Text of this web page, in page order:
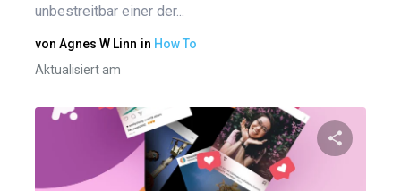
unbestreitbar einer der...
von Agnes W Linn in How To
Aktualisiert am